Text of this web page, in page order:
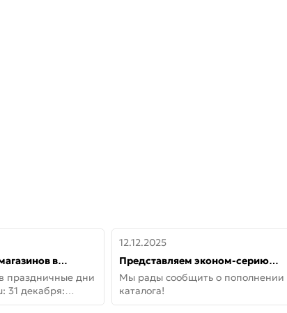
в
с 31 декабря по
праздничные дни
31 декабря:
и доставки —
12.12.2025
Представляем эконом-серию
дверей от бренда Portika, где цена
не значит «просто»
Мы рады сообщить о пополнении
каталога!